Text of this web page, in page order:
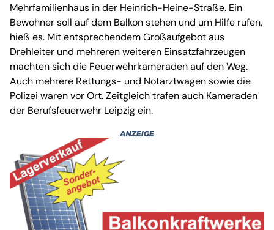
Mehrfamilienhaus in der Heinrich-Heine-Straße. Ein
Bewohner soll auf dem Balkon stehen und um Hilfe rufen,
hieß es. Mit entsprechendem Großaufgebot aus
Drehleiter und mehreren weiteren Einsatzfahrzeugen
machten sich die Feuerwehrkameraden auf den Weg.
Auch mehrere Rettungs- und Notarztwagen sowie die
Polizei waren vor Ort. Zeitgleich trafen auch Kameraden
der Berufsfeuerwehr Leipzig ein.